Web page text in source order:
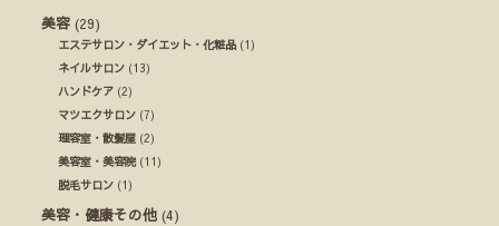
美容 (29)
エステサロン・ダイエット・化粧品 (1)
ネイルサロン (13)
ハンドケア (2)
マツエクサロン (7)
理容室・散髪屋 (2)
美容室・美容院(11)
脱毛サロン (1)
美容・健康その他 (4)